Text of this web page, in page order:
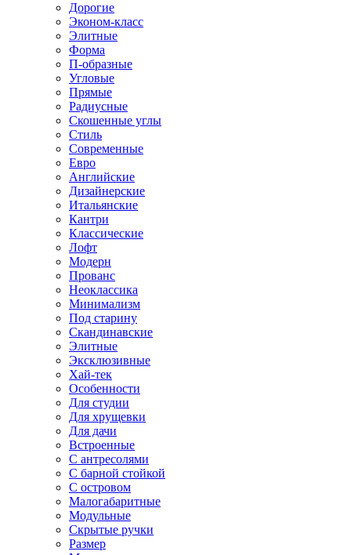
Дорогие
Эконом-класс
Элитные
Форма
П-образные
Угловые
Прямые
Радиусные
Скошенные углы
Стиль
Современные
Евро
Английские
Дизайнерские
Итальянские
Кантри
Классические
Лофт
Модерн
Прованс
Неоклассика
Минимализм
Под старину
Скандинавские
Элитные
Эксклюзивные
Хай-тек
Особенности
Для студии
Для хрущевки
Для дачи
Встроенные
С антресолями
С барной стойкой
С островом
Малогабаритные
Модульные
Скрытые ручки
Размер